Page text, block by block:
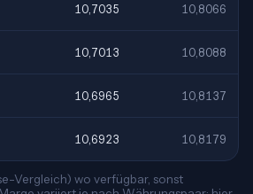
10,7035 10,8066
10,7013 10,8088
10,6965 10,8137
10,6923 10,8179
Vergleich) wo verfügbar, sonst